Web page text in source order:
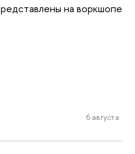
на воркшопе
6 августа